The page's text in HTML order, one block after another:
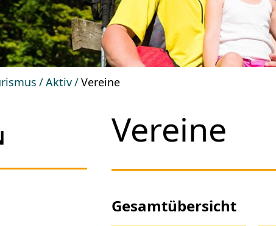
Aktiv Vereine
Vereine
Gesamtübersicht